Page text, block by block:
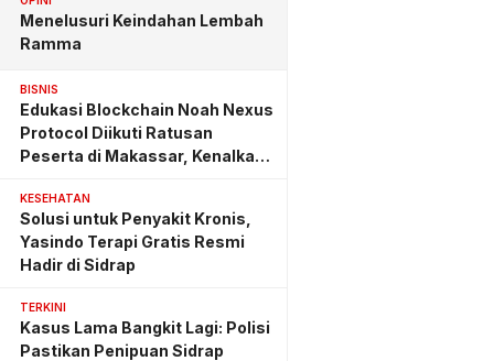
Menelusuri Keindahan Lembah
Ramma
BISNIS
Edukasi Blockchain Noah Nexus
Protocol Diikuti Ratusan
Peserta di Makassar, Kenalkan
KESEHATAN
Solusi untuk Penyakit Kronis,
Yasindo Terapi Gratis Resmi
Hadir di Sidrap
TERKINI
Kasus Lama Bangkit Lagi: Polisi
Pastikan Penipuan Sidrap